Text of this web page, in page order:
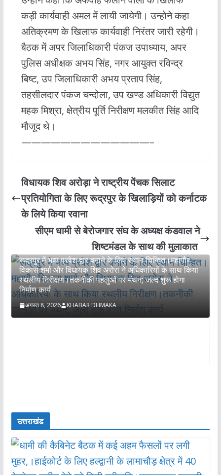
कड़ी कार्यवाही अमल में लायी जायेगी। उन्होने कहा
अतिक्रमण के खिलाफ कार्यवाही निरंतर जारी रहेगी।
बैठक में अपर जिलाधिकारी पंकज उपाध्याय, अपर
पुलिस अधीक्षक अभय सिंह, नगर आयुक्त रविन्द्र
बिष्ट, उप जिलाधिकारी अभय प्रताप सिंह,
तहसीलदार पंकज चन्दोला, उप खण्ड अधिकारी विद्युत
महक मिश्रा, क्षेत्रीय पूर्ति निरीक्षण मलकीत सिंह आदि
मौजूद थे।
—————————————–
विधायक शिव अरोड़ा ने राष्ट्रीय पेंचक सिलाट
प्रतियोगिता के लिए रूद्रपुर के खिलाड़ियों को कर्नाटक
के लिये किया रवाना
सीएम धामी से बेरोजगार संघ के अध्यक्ष कंडवाल ने
शिष्टमंडल के साथ की मुलाकात
रूद्रपुर में भव्य प्रवेश द्वार बनाने के लिए स्थान चिन्हित।महापौर
विकास शर्मा और विधायक शिव अरोरा ने अधिकारियों के साथ किया
स्थलीय निरीक्षण।तकनीकी पहलुओं पर मंथन; जल्द शुरू होगा
निर्माण कार्य
अगस्त 8, 2026 KHABAR DHMAKA
उत्तराखंड